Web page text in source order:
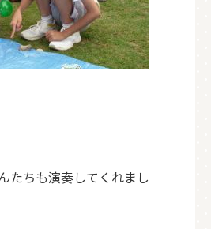
たちも演奏してくれまし